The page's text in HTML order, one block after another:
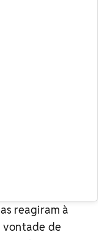
reagiram à
vontade de